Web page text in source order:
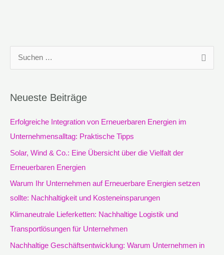
h
e
n
Neueste Beiträge
Erfolgreiche Integration von Erneuerbaren Energien im
Unternehmensalltag: Praktische Tipps
Solar, Wind & Co.: Eine Übersicht über die Vielfalt der
Erneuerbaren Energien
Warum Ihr Unternehmen auf Erneuerbare Energien setzen
sollte: Nachhaltigkeit und Kosteneinsparungen
Klimaneutrale Lieferketten: Nachhaltige Logistik und
Transportlösungen für Unternehmen
Nachhaltige Geschäftsentwicklung: Warum Unternehmen in